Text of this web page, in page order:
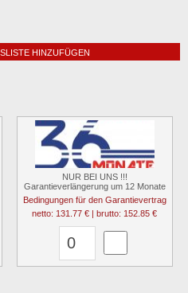
HINZUFÜGEN
NUR BEI UNS !!!
Garantieverlängerung um 12 Monate
Bedingungen für den Garantievertrag
netto: 131.77 € | brutto: 152.85 €